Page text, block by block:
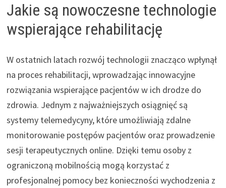
Jakie są nowoczesne technologie
wspierające rehabilitację
W ostatnich latach rozwój technologii znacząco wpłynął
na proces rehabilitacji, wprowadzając innowacyjne
rozwiązania wspierające pacjentów w ich drodze do
zdrowia. Jednym z najważniejszych osiągnięć są
systemy telemedycyny, które umożliwiają zdalne
monitorowanie postępów pacjentów oraz prowadzenie
sesji terapeutycznych online. Dzięki temu osoby z
ograniczoną mobilnością mogą korzystać z
profesjonalnej pomocy bez konieczności wychodzenia z